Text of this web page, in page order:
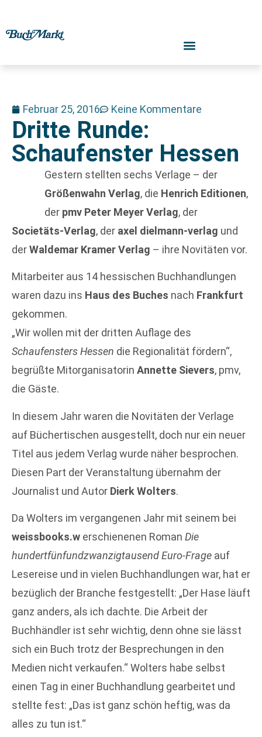
Februar 25, 2016 Keine Kommentare
Dritte Runde:
Schaufenster Hessen
Gestern stellten sechs Verlage – der
Größenwahn Verlag, die Henrich Editionen,
der pmv Peter Meyer Verlag, der
Societäts-Verlag, der axel dielmann-verlag und
derWaldemar Kramer Verlag – ihre Novitäten vor.
Mitarbeiter aus 14 hessischen Buchhandlungen
waren dazu ins Haus des Buches nach Frankfurt
gekommen.
„Wir wollen mit der dritten Auflage des
Schaufensters Hessen die Regionalität fördern“,
begrüßte Mitorganisatorin Annette Sievers, pmv,
die Gäste.
In diesem Jahr waren die Novitäten der Verlage
auf Büchertischen ausgestellt, doch nur ein neuer
Titel aus jedem Verlag wurde näher besprochen.
Diesen Part der Veranstaltung übernahm der
Journalist und Autor Dierk Wolters.
Da Wolters im vergangenen Jahr mit seinem bei
weissbooks.w erschienenen Roman Die
hundertfünfundzwanzigtausend Euro-Frage auf
Lesereise und in vielen Buchhandlungen war, hat er
bezüglich der Branche festgestellt: „Der Hase läuft
ganz anders, als ich dachte. Die Arbeit der
Buchhändler ist sehr wichtig, denn ohne sie lässt
sich ein Buch trotz der Besprechungen in den
Medien nicht verkaufen.“ Wolters habe selbst
einen Tag in einer Buchhandlung gearbeitet und
stellte fest: „Das ist ganz schön heftig, was da
alles zu tun ist.“